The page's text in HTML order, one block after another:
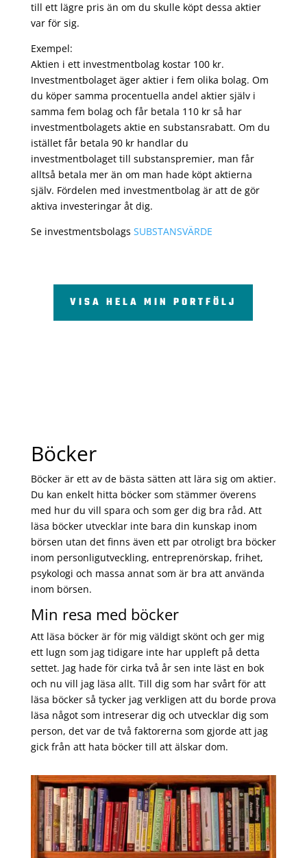
till ett lägre pris än om du skulle köpt dessa aktier
var för sig.
Exempel:
Aktien i ett investmentbolag kostar 100 kr.
Investmentbolaget äger aktier i fem olika bolag. Om
du köper samma procentuella andel aktier själv i
samma fem bolag och får betala 110 kr så har
investmentbolagets aktie en substansrabatt. Om du
istället får betala 90 kr handlar du
investmentbolaget till substanspremier, man får
alltså betala mer än om man hade köpt aktierna
själv. Fördelen med investmentbolag är att de gör
aktiva investeringar åt dig.
Se investmentsbolags SUBSTANSVÄRDE
VISA HELA MIN PORTFÖLJ
Böcker
Böcker är ett av de bästa sätten att lära sig om aktier.
Du kan enkelt hitta böcker som stämmer överens
med hur du vill spara och som ger dig bra råd. Att
läsa böcker utvecklar inte bara din kunskap inom
börsen utan det finns även ett par otroligt bra böcker
inom personligutveckling, entreprenörskap, frihet,
psykologi och massa annat som är bra att använda
inom börsen.
Min resa med böcker
Att läsa böcker är för mig väldigt skönt och ger mig
ett lugn som jag tidigare inte har uppleft på detta
settet. Jag hade för cirka två år sen inte läst en bok
och nu vill jag läsa allt. Till dig som har svårt för att
läsa böcker så tycker jag verkligen att du borde prova
läsa något som intreserar dig och utvecklar dig som
person, det var de två faktorerna som gjorde att jag
gick från att hata böcker till att älskar dom.